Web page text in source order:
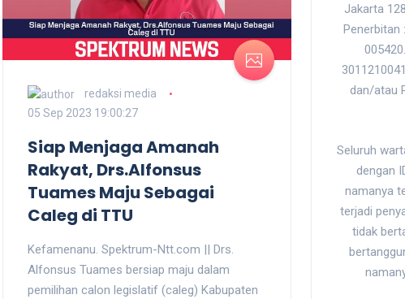
redaksi media
05 Sep 2023 19:00:27
Siap Menjaga Amanah
Rakyat, Drs.Alfonsus
Tuames Maju Sebagai
Caleg di TTU
Kefamenanu. Spektrum-Ntt.com || Drs.
Alfonsus Tuames bersiap maju dalam
pemilihan calon legislatif (caleg) Kabupaten
Jakarta
Penerbitan
dan/atau
Seluruh
dengan
namanya
terjadi
tidak